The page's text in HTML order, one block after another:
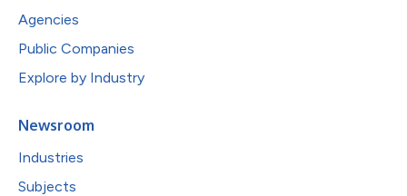
Agencies
Public Companies
Explore by Industry
Newsroom
Industries
Subjects